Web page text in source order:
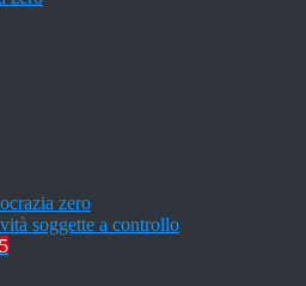
zero
soggette a controllo
5